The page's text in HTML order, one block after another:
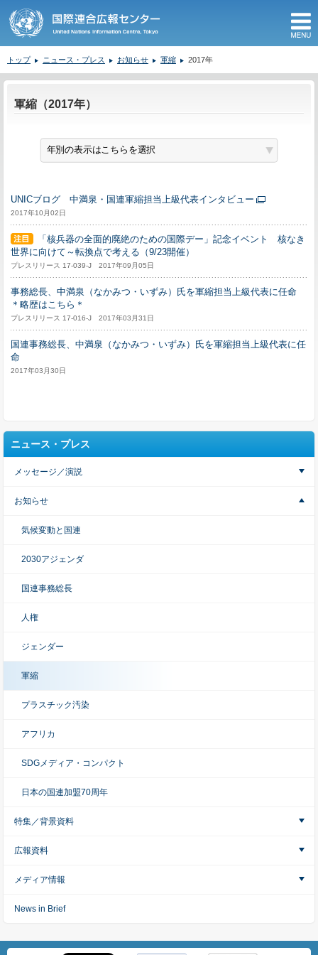
トップ ニュース・プレス お知らせ 軍縮 2017年
軍縮（2017年）
UNICブログ 中満泉・国連軍縮担当上級代表インタビュー
2017年10月02日
「核兵器の全面的廃絶のための国際デー」記念イベント 核なき
世界に向けて～転換点で考える（9/23開催）
プレスリリース 17-039-J 2017年09月05日
事務総長、中満泉（なかみつ・いずみ）氏を軍縮担当上級代表に任命
＊略歴はこちら＊
プレスリリース 17-016-J 2017年03月31日
国連事務総長、中満泉（なかみつ・いずみ）氏を軍縮担当上級代表に任
命
2017年03月30日
ニュース・プレス
メッセージ／演説
お知らせ
気候変動と国連
2030アジェンダ
国連事務総長
人権
ジェンダー
軍縮
プラスチック汚染
アフリカ
SDGメディア・コンパクト
日本の国連加盟70周年
特集／背景資料
広報資料
メディア情報
News in Brief